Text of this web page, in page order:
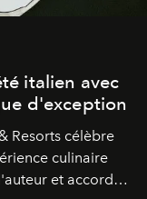
italien avec
d'exception
Resorts célèbre
culinaire
et accords